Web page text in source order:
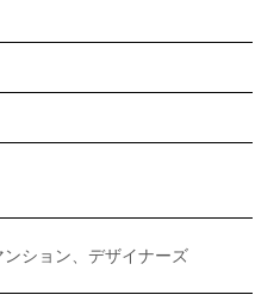
ション、デザイナーズ